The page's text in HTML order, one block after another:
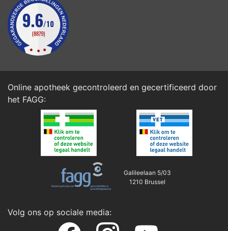
Online apotheek gecontroleerd en gecertificeerd door
het FAGG:
Galileelaan 5/03
1210 Brussel
Volg ons op sociale media: